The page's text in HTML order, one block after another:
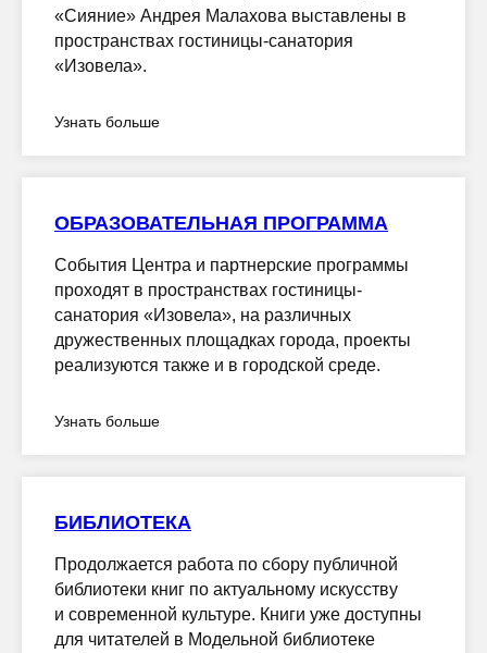
«Сияние» Андрея Малахова выставлены в
пространствах гостиницы-санатория
«Изовела».
Узнать больше
ОБРАЗОВАТЕЛЬНАЯ ПРОГРАММА
События Центра и партнерские программы
проходят в пространствах гостиницы-
санатория «Изовела», на различных
дружественных площадках города, проекты
реализуются также и в городской среде.
Узнать больше
БИБЛИОТЕКА
Продолжается работа по сбору публичной
библиотеки книг по актуальному искусству
и современной культуре. Книги уже доступны
для читателей в Модельной библиотеке